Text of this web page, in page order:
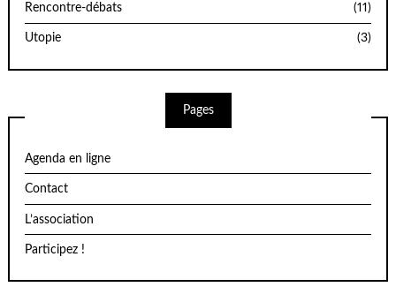
Rencontre-débats (11)
Utopie (3)
Pages
Agenda en ligne
Contact
L’association
Participez !